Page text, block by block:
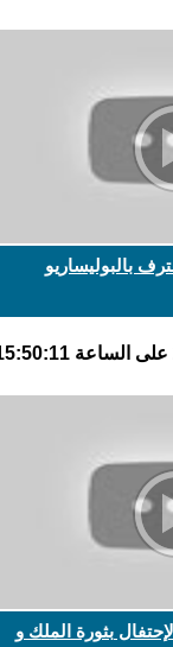
بالبوليساريو
بثورة الملك و